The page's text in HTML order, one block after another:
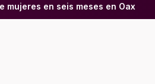
en seis meses en Oaxaca;